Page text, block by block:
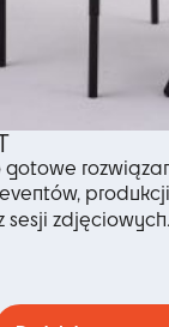
gotowe
sesji zdjęciowych.